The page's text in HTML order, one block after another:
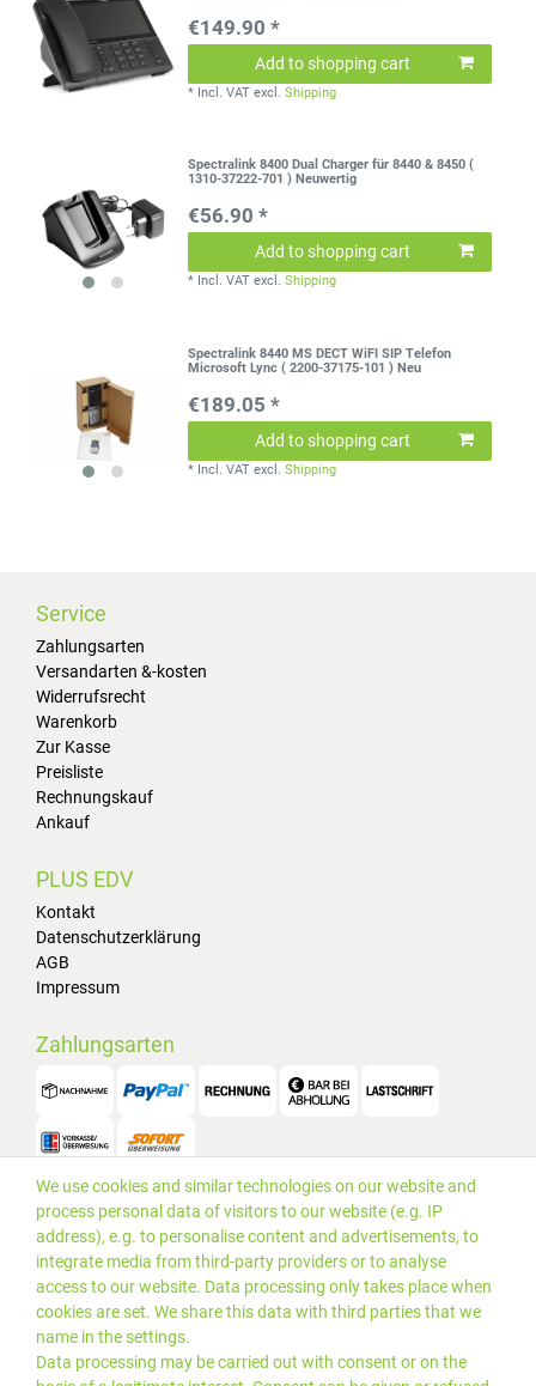
€149.90 *
Add to shopping cart
* Incl. VAT excl.Shipping
Spectralink 8400 Dual Charger für 8440 & 8450 (
1310-37222-701 ) Neuwertig
€56.90 *
Add to shopping cart
* Incl. VAT excl.Shipping
Spectralink 8440 MS DECT WiFI SIP Telefon
Microsoft Lync ( 2200-37175-101 ) Neu
€189.05 *
Add to shopping cart
* Incl. VAT excl.Shipping
Service
Zahlungsarten
Versandarten &-kosten
Widerrufsrecht
Warenkorb
Zur Kasse
Preisliste
Rechnungskauf
Ankauf
PLUS EDV
Kontakt
Datenschutzerklärung
AGB
Impressum
Zahlungsarten
Versand
We use cookies and similar technologies on our website and
process personal data of visitors to our website (e.g. IP
address), e.g. to personalise content and advertisements, to
integrate media from third-party providers or to analyse
access to our website. Data processing only takes place when
cookies are set. We share this data with third parties that we
name in the settings.
Data processing may be carried out with consent or on the